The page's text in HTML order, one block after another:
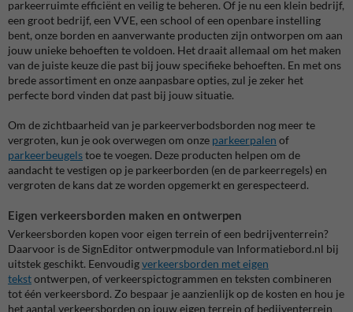
parkeerruimte efficiënt en veilig te beheren. Of je nu een klein bedrijf,
een groot bedrijf, een VVE, een school of een openbare instelling
bent, onze borden en aanverwante producten zijn ontworpen om aan
jouw unieke behoeften te voldoen. Het draait allemaal om het maken
van de juiste keuze die past bij jouw specifieke behoeften. En met ons
brede assortiment en onze aanpasbare opties, zul je zeker het
perfecte bord vinden dat past bij jouw situatie.
Om de zichtbaarheid van je parkeerverbodsborden nog meer te
vergroten, kun je ook overwegen om onze parkeerpalen of
parkeerbeugelstoe te voegen. Deze producten helpen om de
aandacht te vestigen op je parkeerborden (en de parkeerregels) en
vergroten de kans dat ze worden opgemerkt en gerespecteerd.
Eigen verkeersborden maken en ontwerpen
Verkeersborden kopen voor eigen terrein of een bedrijventerrein?
Daarvoor is de SignEditor ontwerpmodule van Informatiebord.nl bij
uitstek geschikt. Eenvoudigverkeersborden met eigen
tekstontwerpen, of verkeerspictogrammen en teksten combineren
tot één verkeersbord. Zo bespaar je aanzienlijk op de kosten en hou je
het aantal verkeersborden op jouw eigen terrein of bedijventerrein